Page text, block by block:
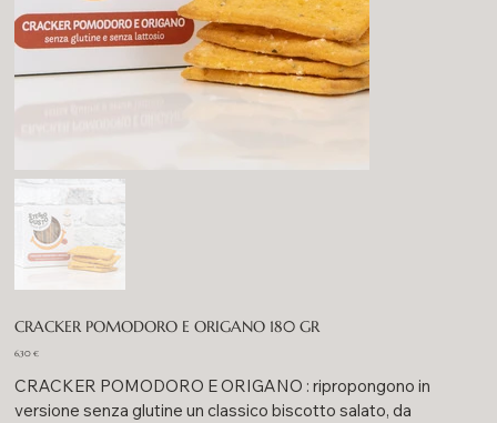
CRACKER POMODORO E ORIGANO 180 GR
Prezzo
6,30 €
CRACKER POMODORO E ORIGANO : ripropongono in
versione senza glutine un classico biscotto salato, da